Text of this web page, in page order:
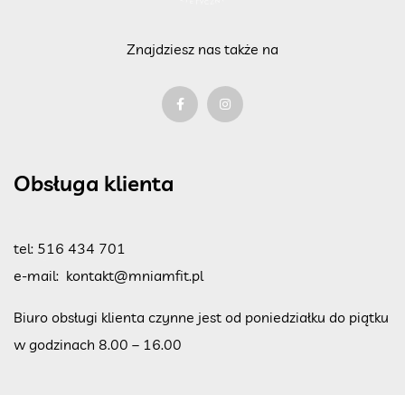
Znajdziesz nas także na
Obsługa klienta
tel: 516 434 701
e-mail: kontakt@mniamfit.pl
Biuro obsługi klienta czynne jest od poniedziałku do piątku
w godzinach 8.00 – 16.00